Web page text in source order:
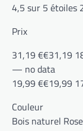
4,5 sur 5 étoiles
Prix
31,19 €€31,19
— no data
19,99 €€19,99
Couleur
Bois naturel